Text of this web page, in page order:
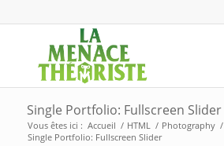
Single Portfolio: Fullscreen Slider
Vous êtes ici : Accueil / HTML / Photography /
Single Portfolio: Fullscreen Slider